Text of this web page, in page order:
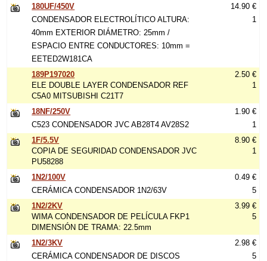
180UF/450V
CONDENSADOR ELECTROLÍTICO ALTURA:
40mm EXTERIOR DIÁMETRO: 25mm /
ESPACIO ENTRE CONDUCTORES: 10mm =
EETED2W181CA
14.90 €
1
189P197020
ELE DOUBLE LAYER CONDENSADOR REF
C5A0 MITSUBISHI C21T7
2.50 €
1
18NF/250V
C523 CONDENSADOR JVC AB28T4 AV28S2
1.90 €
1
1F/5.5V
COPIA DE SEGURIDAD CONDENSADOR JVC
PU58288
8.90 €
1
1N2/100V
CERÁMICA CONDENSADOR 1N2/63V
0.49 €
5
1N2/2KV
WIMA CONDENSADOR DE PELÍCULA FKP1
DIMENSIÓN DE TRAMA: 22.5mm
3.99 €
5
1N2/3KV
CERÁMICA CONDENSADOR DE DISCOS
2.98 €
5